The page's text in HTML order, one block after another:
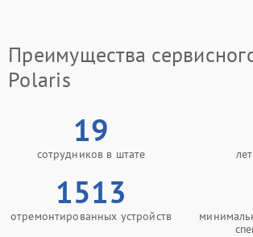
Преимущества
Polaris
19
сотрудников в штате
1513
отремонтированных устройств